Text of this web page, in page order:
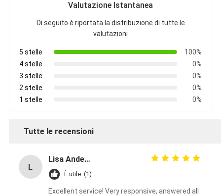
Valutazione Istantanea
Di seguito è riportata la distribuzione di tutte le
valutazioni
5 stelle
100%
4 stelle
0%
3 stelle
0%
2 stelle
0%
1 stelle
0%
Tutte le recensioni
L
Lisa Anderson
È utile. (1)
Excellent service! Very responsive, answered all